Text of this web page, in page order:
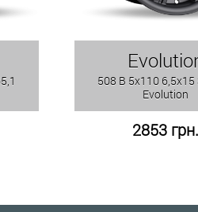
508 B 5x110 6,5x15
Evolution
2853 грн.